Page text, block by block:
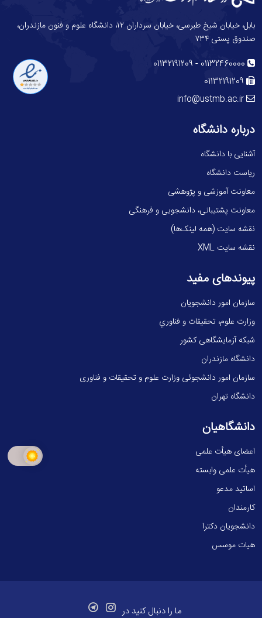
بابل، خیابان شیخ طبرسی، خیابان سرداران ۱۲، دانشگاه علوم و فنون مازندران،
صندوق پستی ۷۳۴
01132460000
-
01132191209
01132191209
info@ustmb.ac.ir
درباره دانشگاه
آشنایی با دانشگاه
ریاست دانشگاه
معاونت آموزشی و پژوهشی
معاونت پشتیبانی، دانشجویی و فرهنگی
نقشه سایت (همه لینک‌ها)
نقشه سایت XML
پیوندهای مفید
سازمان امور دانشجویان
وزارت علوم، تحقيقات و فناوري
شبکه آزمایشگاهی کشور
دانشگاه مازندران
سازمان امور دانشجوئی وزارت علوم و تحقیقات و فناوری
دانشگاه تهران
دانشگاهیان
اعضای هیأت علمی
هیأت علمی وابسته
اساتید مدعو
کارمندان
دانشجویان دکترا
هیات موسس
ما را دنبال کنید در